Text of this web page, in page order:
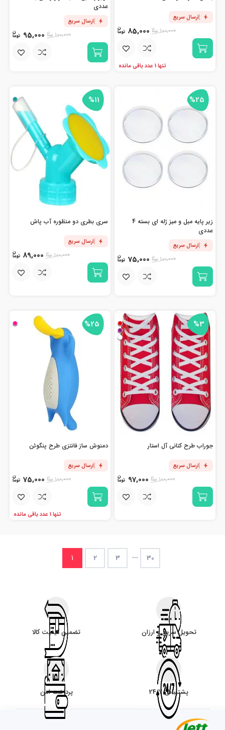
ارسال سریع
100,000
85,000
تنها 1 عدد باقی مانده
عددی
ارسال سریع
100,000
95,000
%25
زیر پایه مبل و میز ژله ای بسته 4
عددی
ارسال سریع
100,000
75,000
%11
سری بطری دو منظوره آب پاش
ارسال سریع
100,000
89,000
%3
جوراب طرح کتانی آل استار
ارسال سریع
100,000
97,000
%25
دمنوش ساز فانتزی طرح پنگوئن
ارسال سریع
100,000
75,000
تنها 1 عدد باقی مانده
1 2 3 ... 30
تحویل سریع و ارزان تضمین کیفیت کالا
پشتیبانی 24/7 پرداخت امن